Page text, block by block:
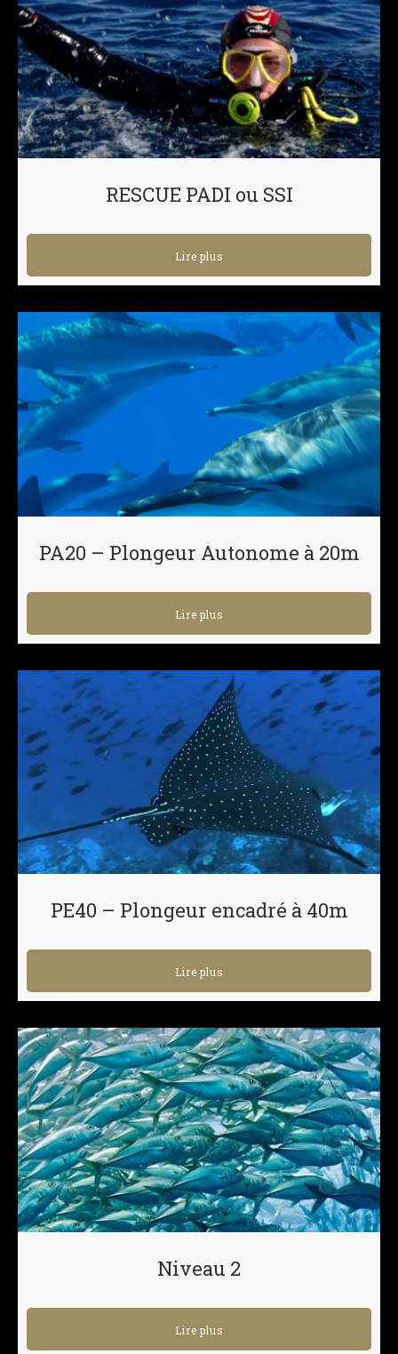
RESCUE PADI ou SSI
Lire plus
PA20 – Plongeur Autonome à 20m
Lire plus
PE40 – Plongeur encadré à 40m
Lire plus
Niveau 2
Lire plus